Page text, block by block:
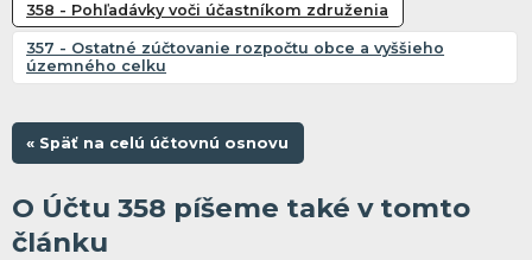
358 - Pohľadávky voči účastníkom združenia
357 - Ostatné zúčtovanie rozpočtu obce a vyššieho
územného celku
« Späť na celú účtovnú osnovu
O Účtu 358 píšeme také v tomto
článku